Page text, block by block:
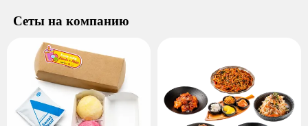
Сеты на компанию